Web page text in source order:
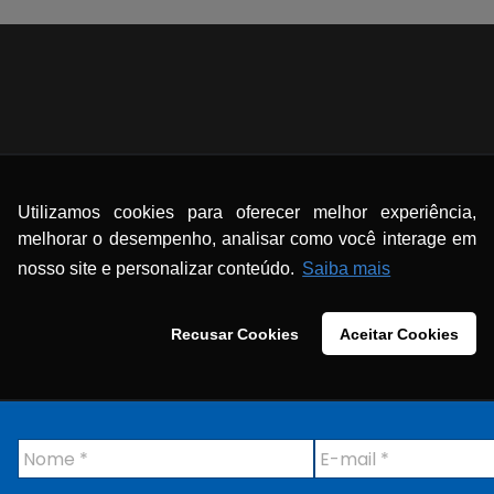
Utilizamos cookies para oferecer melhor experiência,
melhorar o desempenho, analisar como você interage em
nosso site e personalizar conteúdo. Saiba mais
Recusar Cookies Aceitar Cookies
N
o
E
-